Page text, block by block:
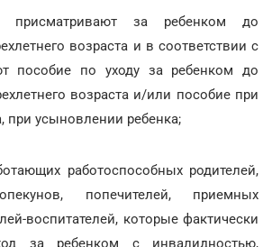
за ребенком до
возраста и в соответствии с
пособие по уходу за ребенком до
возраста и/или пособие при
при усыновлении ребенка;
работоспособных родителей,
попечителей, приемных
воспитателей, которые фактически
за ребенком с инвалидностью,